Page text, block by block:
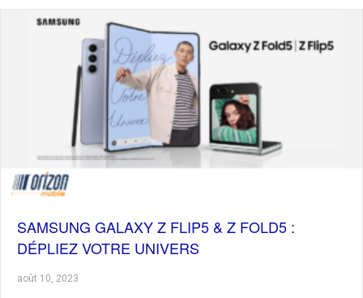
SAMSUNG GALAXY Z FLIP5 & Z FOLD5 :
DÉPLIEZ VOTRE UNIVERS
août 10, 2023